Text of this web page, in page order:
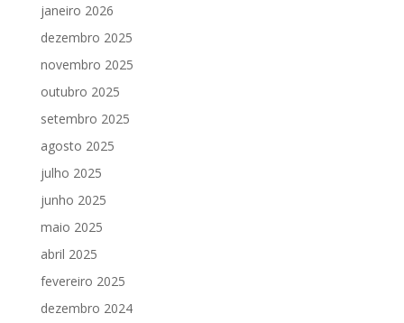
janeiro 2026
dezembro 2025
novembro 2025
outubro 2025
setembro 2025
agosto 2025
julho 2025
junho 2025
maio 2025
abril 2025
fevereiro 2025
dezembro 2024